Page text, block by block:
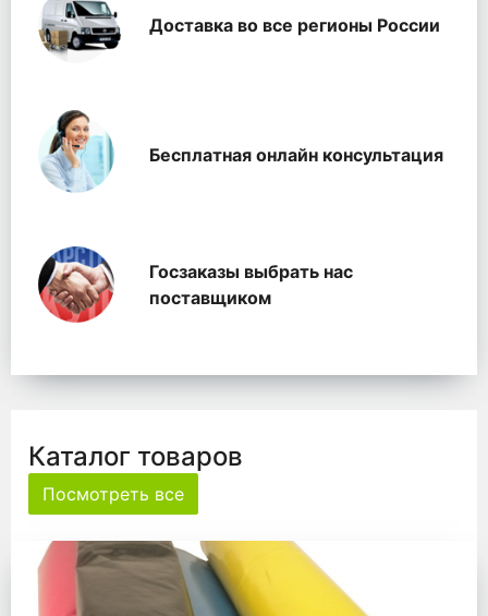
Доставка во все регионы России
Бесплатная онлайн консультация
Госзаказы выбрать нас
поставщиком
Каталог товаров
Посмотреть все